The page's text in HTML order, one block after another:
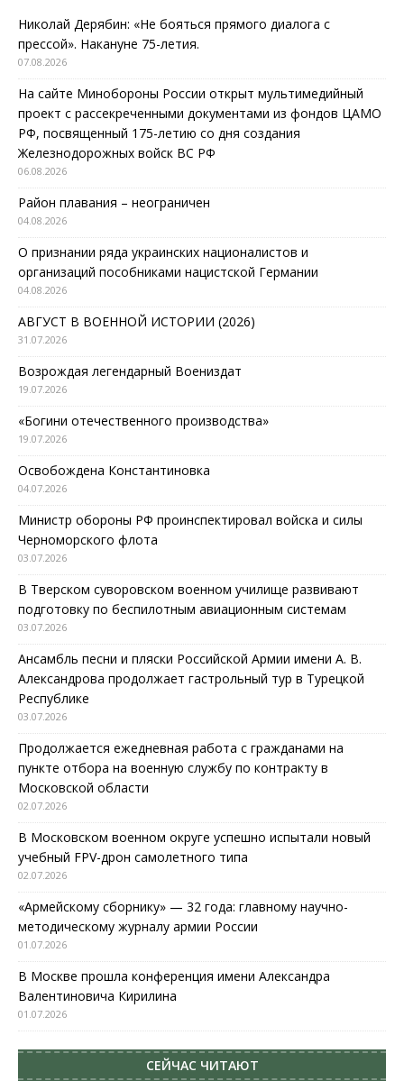
Николай Дерябин: «Не бояться прямого диалога с
прессой». Накануне 75-летия.
07.08.2026
На сайте Минобороны России открыт мультимедийный
проект с рассекреченными документами из фондов ЦАМО
РФ, посвященный 175-летию со дня создания
Железнодорожных войск ВС РФ
06.08.2026
Район плавания – неограничен
04.08.2026
О признании ряда украинских националистов и
организаций пособниками нацистской Германии
04.08.2026
АВГУСТ В ВОЕННОЙ ИСТОРИИ (2026)
31.07.2026
Возрождая легендарный Воениздат
19.07.2026
«Богини отечественного производства»
19.07.2026
Освобождена Константиновка
04.07.2026
Министр обороны РФ проинспектировал войска и силы
Черноморского флота
03.07.2026
В Тверском суворовском военном училище развивают
подготовку по беспилотным авиационным системам
03.07.2026
Ансамбль песни и пляски Российской Армии имени А. В.
Александрова продолжает гастрольный тур в Турецкой
Республике
03.07.2026
Продолжается ежедневная работа с гражданами на
пункте отбора на военную службу по контракту в
Московской области
02.07.2026
В Московском военном округе успешно испытали новый
учебный FPV-дрон самолетного типа
02.07.2026
«Армейскому сборнику» — 32 года: главному научно-
методическому журналу армии России
01.07.2026
В Москве прошла конференция имени Александра
Валентиновича Кирилина
01.07.2026
СЕЙЧАС ЧИТАЮТ